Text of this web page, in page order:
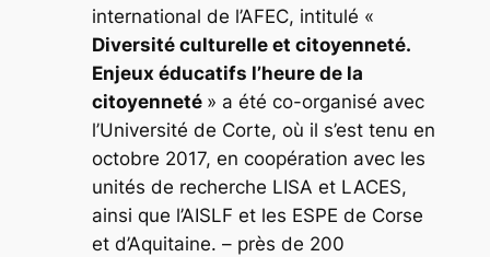
international de l’AFEC, intitulé «
Diversité culturelle et citoyenneté.
Enjeux éducatifs l’heure de la
citoyenneté » a été co-organisé avec
l’Université de Corte, où il s’est tenu en
octobre 2017, en coopération avec les
unités de recherche LISA et LACES,
ainsi que l’AISLF et les ESPE de Corse
et d’Aquitaine. – près de 200